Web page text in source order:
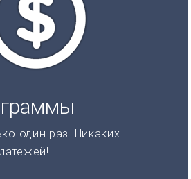
один раз. Никаких